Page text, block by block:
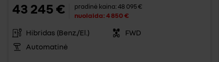
43 245 € pradinė kaina:48 095 €
nuolaida:4 850 €
Hibridas (Benz./El.)
FWD
Automatinė